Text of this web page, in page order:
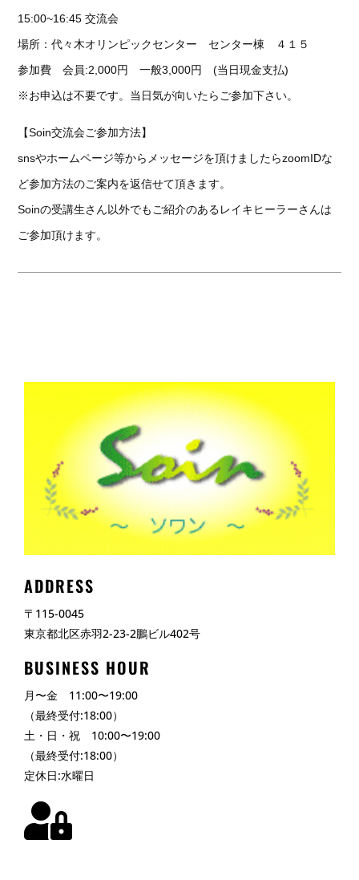
15:00~16:45 交流会
場所：代々木オリンピックセンター センター棟 ４１５
参加費 会員:2,000円 一般3,000円 (当日現金支払)
※お申込は不要です。当日気が向いたらご参加下さい。
【Soin交流会ご参加方法】
snsやホームページ等からメッセージを頂けましたらzoomIDな
ど参加方法のご案内を返信せて頂きます。
Soinの受講生さん以外でもご紹介のあるレイキヒーラーさんは
ご参加頂けます。
ADDRESS
〒115-0045
東京都北区赤羽2-23-2鵬ビル402号
BUSINESS HOUR
月〜金 11:00〜19:00
（最終受付:18:00）
土・日・祝 10:00〜19:00
（最終受付:18:00）
定休日:水曜日
